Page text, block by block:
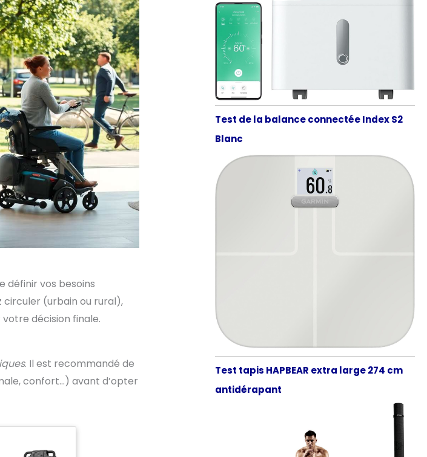
définir vos besoins
circuler (urbain ou rural),
décision finale.
. Il est recommandé de
confort…) avant d’opter
Test de la balance connectée Index S2
Blanc
Test tapis HAPBEAR extra large 274 cm
antidérapant